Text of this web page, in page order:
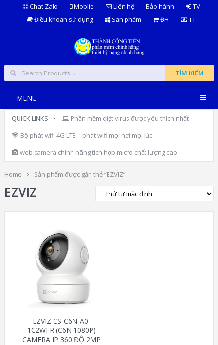
Chat Zalo Moblie Liên hệ Bảo hành
TV
Điều khoản sử dụng
Sản phẩm ĐH TT
TÌM KIẾM
MENU
QUICK LINKS
Phần mềm diệt virus được yêu thích nhất
Bộ phát wifi 4G LTE – phát wifi mọi nơi mọi lúc
web camera chính hãng tích hợp micro chất lượng cao
Home Sản phẩm được gắn thẻ “EZVIZ”
EZVIZ
EZVIZ CS-C6N-A0-
1C2WFR (C6N 1080P)
CAMERA IP 360 ĐỘ 2MP